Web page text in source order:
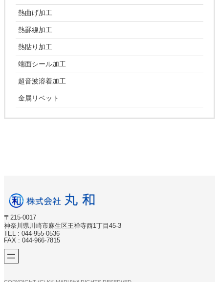
熱曲げ加工
熱罫線加工
熱貼り加工
端面シール加工
超音波溶着加工
金属リベット
〒215-0017
神奈川県川崎市麻生区王禅寺西1丁目45-3
TEL : 044-955-0536
FAX : 044-966-7815